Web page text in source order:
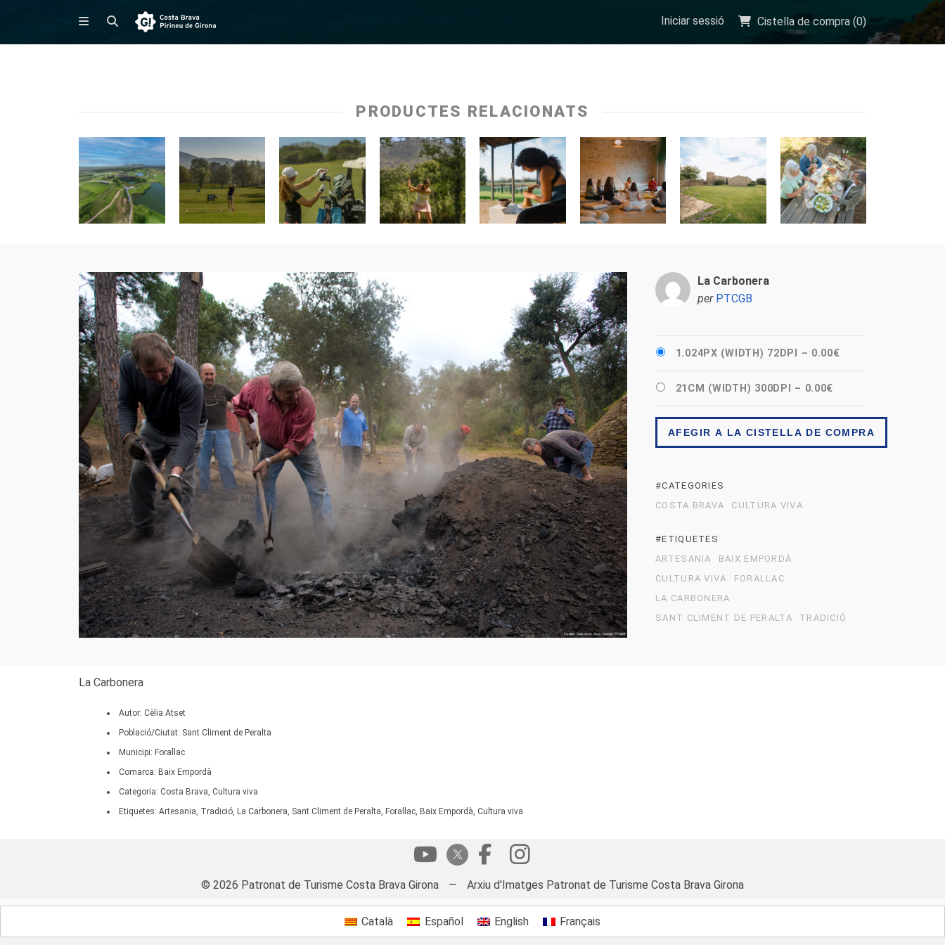
Iniciar sessió Cistella de compra (0)
PRODUCTES RELACIONATS
La Carbonera
per PTCGB
1.024PX (WIDTH) 72DPI – 0.00€
21CM (WIDTH) 300DPI – 0.00€
AFEGIR A LA CISTELLA DE COMPRA
#CATEGORIES
COSTA BRAVA
CULTURA VIVA
#ETIQUETES
ARTESANIA
BAIX EMPORDÀ
CULTURA VIVA
FORALLAC
LA CARBONERA
SANT CLIMENT DE PERALTA
TRADICIÓ
La Carbonera
Autor: Cèlia Atset
Població/Ciutat: Sant Climent de Peralta
Municipi: Forallac
Comarca: Baix Empordà
Categoria: Costa Brava, Cultura viva
Etiquetes: Artesania, Tradició, La Carbonera, Sant Climent de Peralta, Forallac, Baix Empordà, Cultura viva
© 2026 Patronat de Turisme Costa Brava Girona — Arxiu d'Imatges Patronat de Turisme Costa Brava Girona
Català Español English Français